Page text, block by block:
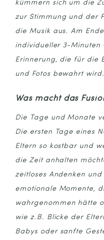
kümmern sich um die
zur Stimmung und der
die Musik aus. Am
individueller 3-Minuten
Erinnerung, die für die
und Fotos bewahrt wird.
Was macht das
Die Tage und Monate
Die ersten Tage eines
Eltern so kostbar und
die Zeit anhalten
zeitloses Andenken
emotionale Momente,
wahrgenommen hätte
wie z.B. Blicke der
Babys oder sanfte